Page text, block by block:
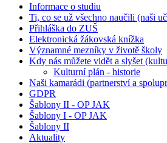
Informace o studiu
Ti, co se už všechno naučili (naši
Přihláška do ZUŠ
Elektronická žákovská knížka
Významné mezníky v životě školy
Kdy nás můžete vidět a slyšet
Kulturní plán - historie
Naši kamarádi (partnerství a
GDPR
Šablony II - OP JAK
Šablony I - OP JAK
Šablony II
Aktuality